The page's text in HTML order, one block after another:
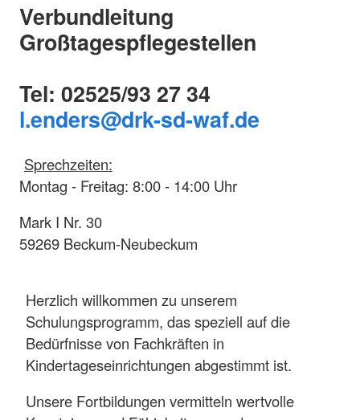
Verbundleitung
Großtagespflegestellen
Tel: 02525/93 27 34
l.enders@drk-sd-waf.de
Sprechzeiten:
Montag - Freitag: 8:00 - 14:00 Uhr
Mark I Nr. 30
59269 Beckum-Neubeckum
Herzlich willkommen zu unserem
Schulungsprogramm, das speziell auf die
Bedürfnisse von Fachkräften in
Kindertageseinrichtungen abgestimmt ist.
Unsere Fortbildungen vermitteln wertvolle